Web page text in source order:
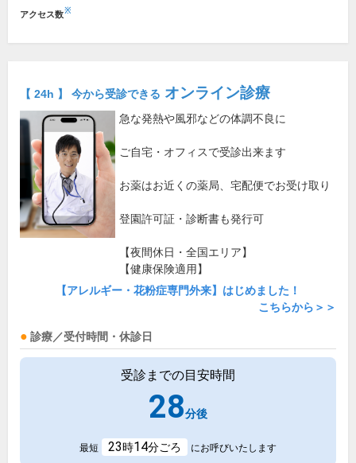
アクセス数※
【 24h 】 今から受診できる オンライン診療
急な発熱や風邪などの体調不良に
ご自宅・オフィスで受診出来ます
お薬はお近くの薬局、宅配便でお受け取り
登園許可証・診断書も発行可
【夜間休日・全国エリア】
【健康保険適用】
【アレルギー・花粉症専門外来】はじめました！
こちらから＞＞
診療／受付時間・休診日
受診までの目安時間
28分後
最短 23時14分ごろ にお呼びいたします